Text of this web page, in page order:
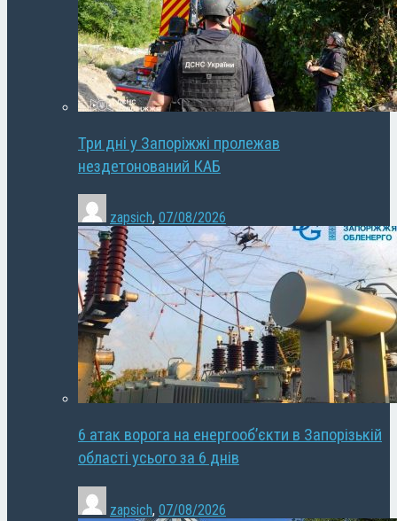
Три дні у Запоріжжі пролежав
нездетонований КАБ
zapsich, 07/08/2026
6 атак ворога на енергооб’єкти в Запорізькій
області усього за 6 днів
zapsich, 07/08/2026